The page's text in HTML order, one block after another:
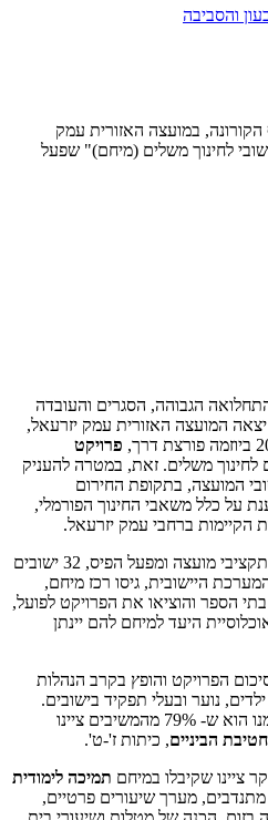
והסביבה
במועצה האזורית עמק
לחינוך משלים (מיחם)" שפעל
הגבוהה, הסגרים והעובדה
המועצה האזורית עמק יזרעאל,
פרויקט
לחינוך משלים. זאת, במטרה להעניק
המועצה, בתקופת החירום
על כלל משאבי החינוך הפורמלי,
הקיימות ברחבי עמק יזרעאל.
בקול קורא שיצא לישובים ובסיוע תקציבי מועצה ומפעל הפיס, 32 ישובים
היישובית, גיסו רכז מיחם,
הספר והוציאו את הפרויקט לפועל,
היעד למיחם להם יינתן
הפרויקט והופץ בקרב הנהלות
נוער ובעלי תפקיד בישובים.
אחד הממצאים הבולטים שעלו ממנו הוא ש- 79% מהמשיבים ציינו
הביניים, כיתות ז'-ט'.
תמיכה לימודית
מערך שיעורים פרטיים,